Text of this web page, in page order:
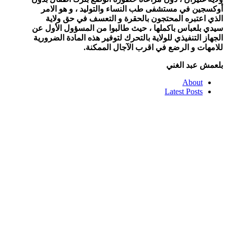
أوكسجين في مستشفى طب النساء والتوليد ، و هو الامر
الذي اعتبره المحتجون بالحقرة و التعسف في حق ولاية
سيدي بلعباس باكملها ، حيث طالبوا من المسؤول الأول عن
الجهاز التنفيذي للولاية بالتحرك لتوفير هذه المادة الضرورية
للامهات و الرضع في اقرب الآجال الممكنة.
بلعمش عبد الغني
About
Latest Posts